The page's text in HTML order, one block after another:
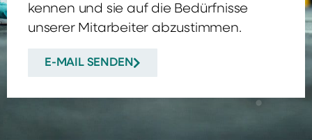
kennen und sie auf die Bedürfnisse
unserer Mitarbeiter abzustimmen.
E-MAIL SENDEN